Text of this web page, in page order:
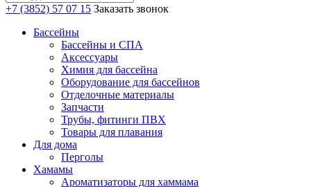
+7 (3852) 57 07 15 Заказать звонок
Бассейны
Бассейны и СПА
Аксессуары
Химия для бассейна
Оборудование для бассейнов
Отделочные материалы
Запчасти
Трубы, фитинги ПВХ
Товары для плавания
Для дома
Перголы
Хамамы
Ароматизаторы для хаммама